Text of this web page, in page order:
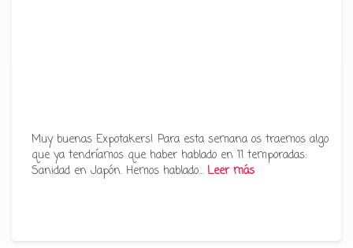
Muy buenas Expotakers! Para esta semana os traemos algo
que ya tendríamos que haber hablado en 11 temporadas:
Sanidad en Japón. Hemos hablado… Leer más